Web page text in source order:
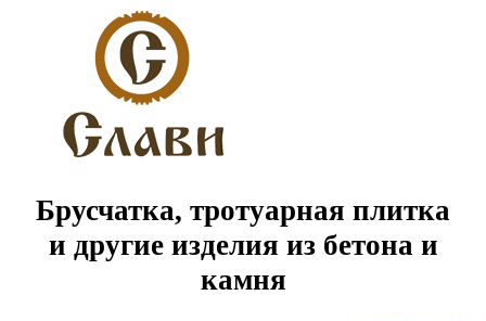
Брусчатка, тротуарная плитка
и другие изделия из бетона и
камня